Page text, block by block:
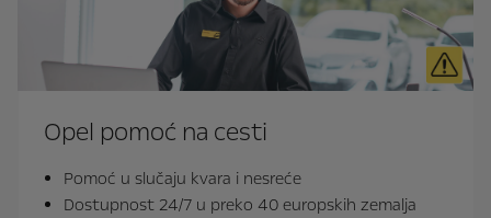
Opel pomoć na cesti
Pomoć u slučaju kvara i nesreće
Dostupnost 24/7 u preko 40 europskih zemalja